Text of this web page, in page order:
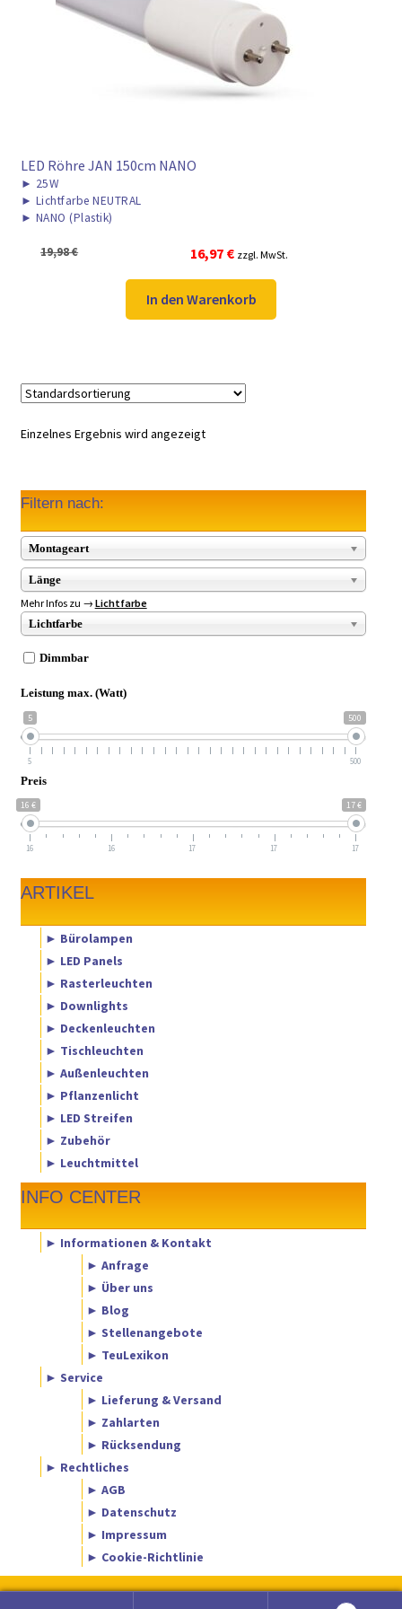
► ZAHLARTEN
► VERSANDARTEN
LED Röhre JAN 150cm NANO
► 25W
► Lichtfarbe NEUTRAL
► NANO (Plastik)
19,98€
Ursprünglicher
Preis
war:
19,98 €
16,97 €Aktueller
Preis
ist:
16,97 €.
zzgl. MwSt.
In den Warenkorb
Einzelnes Ergebnis wird angezeigt
Filtern nach:
Montageart
Länge
Mehr Infos zu → Lichtfarbe
Lichtfarbe
Dimmbar
Leistung max. (Watt)
5 500
5 500
Preis
16 € 17 €
16 16 17 17 17
ARTIKEL
► Bürolampen
► LED Panels
► Rasterleuchten
► Downlights
► Deckenleuchten
► Tischleuchten
► Außenleuchten
► Pflanzenlicht
► LED Streifen
► Zubehör
► Leuchtmittel
INFO CENTER
► Informationen & Kontakt
► Anfrage
► Über uns
► Blog
► Stellenangebote
► TeuLexikon
► Service
► Lieferung & Versand
► Zahlarten
► Rücksendung
► Rechtliches
► AGB
► Datenschutz
► Impressum
► Cookie-Richtlinie